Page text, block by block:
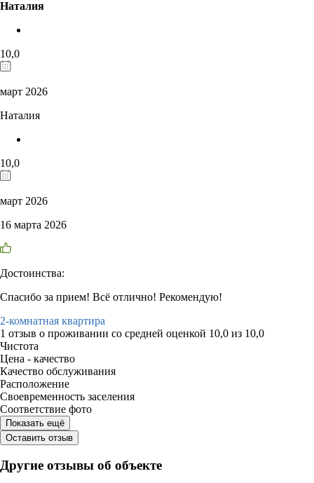
Наталия
10,0
март 2026
Наталия
10,0
март 2026
16 марта 2026
Достоинства:
Спасибо за прием! Всё отлично! Рекомендую!
2-комнатная квартира
1 отзыв о проживании со средней оценкой 10,0 из 10,0
Чистота
Цена - качество
Качество обслуживания
Расположение
Своевременность заселения
Соответствие фото
Показать ещё
Оставить отзыв
Другие отзывы об объекте